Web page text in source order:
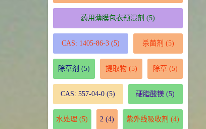
药用薄膜包衣预混剂 (5)
CAS: 1405-86-3(5) 杀菌剂 (5)
除草剂 (5) 提取物(5) 除草(5)
CAS: 557-04-0 (5) 硬脂酸镁 (5)
水处理 (5) 2 (4) 紫外线吸收剂 (4)